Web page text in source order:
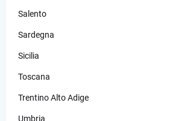
Salento
Sardegna
Sicilia
Toscana
Trentino Alto Adige
Umbria